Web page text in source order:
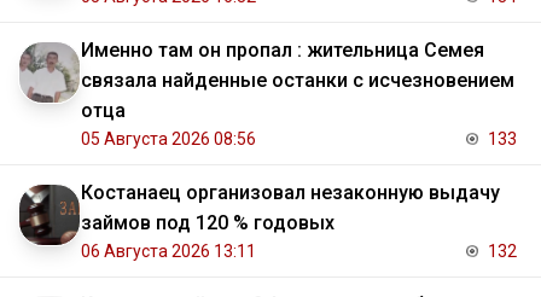
Именно там он пропал : жительница Семея
связала найденные останки с исчезновением
отца
05 Августа 2026 08:56 133
Костанаец организовал незаконную выдачу
займов под 120 % годовых
06 Августа 2026 13:11 132